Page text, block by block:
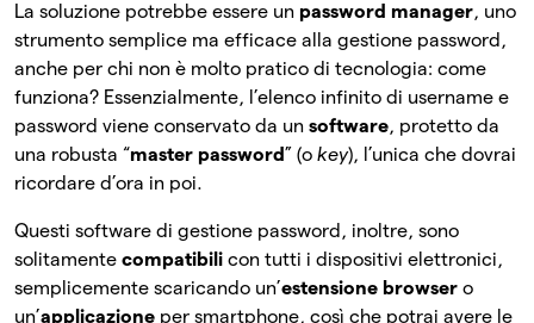
La soluzione potrebbe essere un password manager, uno
strumento semplice ma efficace alla gestione password,
anche per chi non è molto pratico di tecnologia: come
funziona? Essenzialmente, l’elenco infinito di username e
password viene conservato da un software, protetto da
una robusta “master password” (o key), l’unica che dovrai
ricordare d’ora in poi.
Questi software di gestione password, inoltre, sono
solitamente compatibili con tutti i dispositivi elettronici,
semplicemente scaricando un’estensione browser o
un’applicazione per smartphone, così che potrai avere le